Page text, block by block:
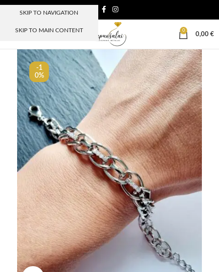
SKIP TO NAVIGATION
SKIP TO MAIN CONTENT
MENIU
0
0,00 €
-1
0%